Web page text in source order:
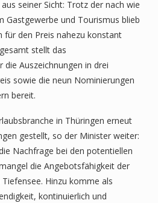
seiner Sicht: Trotz der nach wie
Gastgewerbe und Tourismus blieb
für den Preis nahezu konstant
stellt das
Auszeichnungen in drei
sowie die neun Nominierungen
bereit.
in Thüringen erneut
gestellt, so der Minister weiter:
Nachfrage bei den potentiellen
die Angebotsfähigkeit der
Hinzu komme als
kontinuierlich und